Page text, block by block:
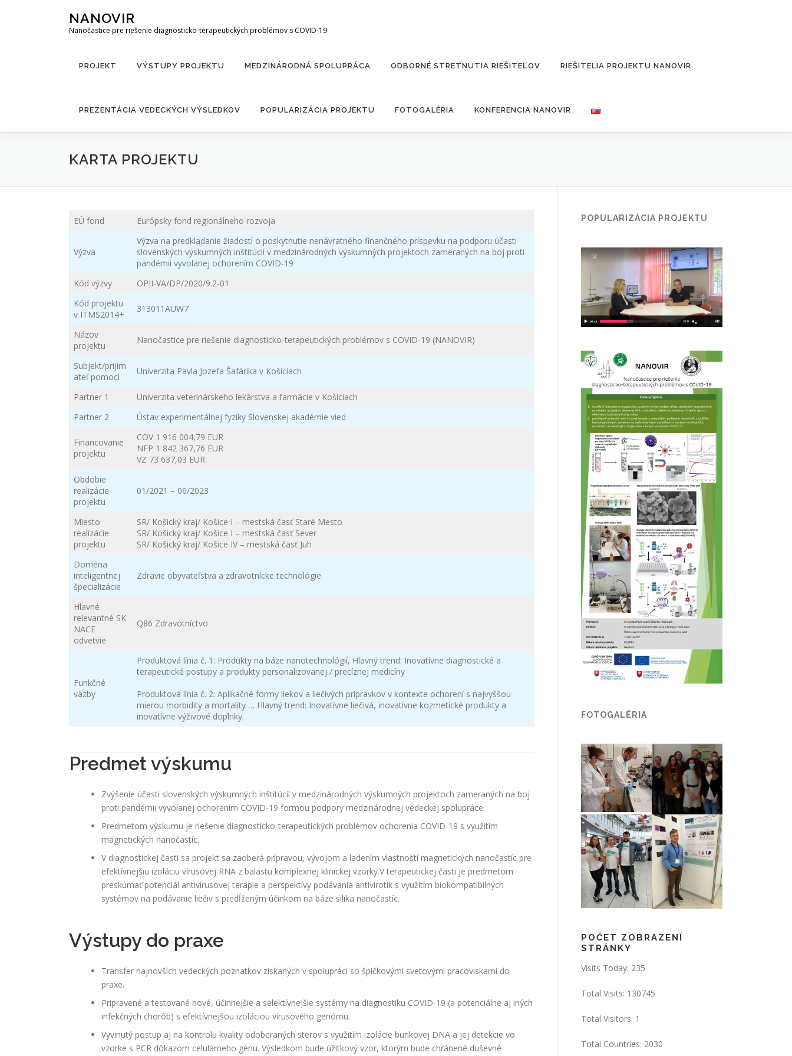
NANOVIR
Nanočastice pre riešenie diagnosticko-terapeutických problémov s COVID-19
PROJEKT VÝSTUPY PROJEKTU MEDZINÁRODNÁ SPOLUPRÁCA ODBORNÉ STRETNUTIA RIEŠITEĽOV RIEŠITELIA PROJEKTU NANOVIR
PREZENTÁCIA VEDECKÝCH VÝSLEDKOV POPULARIZÁCIA PROJEKTU FOTOGALÉRIA KONFERENCIA NANOVIR
KARTA PROJEKTU
EÚ fond Európsky fond regionálneho rozvoja
Výzva
Výzva na predkladanie žiadostí o poskytnutie nenávratného finančného príspevku na podporu účasti
slovenských výskumných inštitúcií v medzinárodných výskumných projektoch zameraných na boj proti
pandémii vyvolanej ochorením COVID-19
Kód výzvy
OPII-VA/DP/2020/9.2-01
Kód projektu
v ITMS2014+
313011AUW7
Názov
projektu
Nanočastice pre riešenie diagnosticko-terapeutických problémov s COVID-19 (NANOVIR)
Subjekt/prijím
ateľ pomoci
Univerzita Pavla Jozefa Šafárika v Košiciach
Partner 1
Univerzita veterinárskeho lekárstva a farmácie v Košiciach
Partner 2
Ústav experimentálnej fyziky Slovenskej akadémie vied
Financovanie
projektu
COV 1 916 004,79 EUR
NFP 1 842 367,76 EUR
VZ 73 637,03 EUR
Obdobie
realizácie
projektu
01/2021 – 06/2023
Miesto
realizácie
projektu
SR/ Košický kraj/ Košice I – mestská časť Staré Mesto
SR/ Košický kraj/ Košice I – mestská časť Sever
SR/ Košický kraj/ Košice IV – mestská časť Juh
Doména
inteligentnej
špecializácie
Zdravie obyvateľstva a zdravotnícke technológie
Hlavné
relevantné SK
NACE
odvetvie
Q86 Zdravotníctvo
Funkčné
väzby
Produktová línia č. 1: Produkty na báze nanotechnológií, Hlavný trend: Inovatívne diagnostické a
terapeutické postupy a produkty personalizovanej / precíznej medicíny
Produktová línia č. 2: Aplikačné formy liekov a liečivých prípravkov v kontexte ochorení s najvyššou
mierou morbidity a mortality … Hlavný trend: Inovatívne liečivá, inovatívne kozmetické produkty a
inovatívne výživové doplnky.
Predmet výskumu
Zvýšenie účasti slovenských výskumných inštitúcií v medzinárodných výskumných projektoch zameraných na boj
proti pandémii vyvolanej ochorením COVID-19 formou podpory medzinárodnej vedeckej spolupráce.
Predmetom výskumu je riešenie diagnosticko-terapeutických problémov ochorenia COVID-19 s využitím
magnetických nanočastíc.
V diagnostickej časti sa projekt sa zaoberá prípravou, vývojom a ladením vlastností magnetických nanočastíc pre
efektívnejšiu izoláciu vírusovej RNA z balastu komplexnej klinickej vzorky.V terapeutickej časti je predmetom
preskúmať potenciál antivírusovej terapie a perspektívy podávania antivirotík s využitím biokompatibilných
systémov na podávanie liečiv s predĺženým účinkom na báze silika nanočastíc.
Výstupy do praxe
Transfer najnovších vedeckých poznatkov získaných v spolupráci so špičkovými svetovými pracoviskami do
praxe.
Pripravené a testované nové, účinnejšie a selektívnejšie systémy na diagnostiku COVID-19 (a potenciálne aj iných
infekčných chorôb) s efektívnejšou izoláciou vírusového genómu.
Vyvinutý postup aj na kontrolu kvality odoberaných sterov s využitím izolácie bunkovej DNA a jej detekcie vo
vzorke s PCR dôkazom celulárneho génu. Výsledkom bude úžitkový vzor, ktorým bude chránené duševné
POPULARIZÁCIA PROJEKTU
FOTOGALÉRIA
POČET ZOBRAZENÍ
STRÁNKY
Visits Today: 235
Total Visits: 130745
Total Visitors: 1
Total Countries: 2030